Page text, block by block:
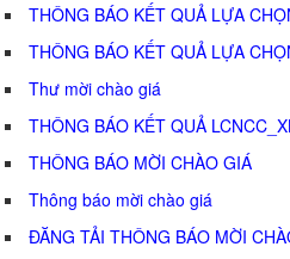
THÔNG BÁO KẾT QUẢ LỰA
THÔNG BÁO KẾT QUẢ LỰA
Thư mời chào giá
THÔNG BÁO KẾT QUẢ
THÔNG BÁO MỜI CHÀO GIÁ
Thông báo mời chào giá
ĐĂNG TẢI THÔNG BÁO MỜI